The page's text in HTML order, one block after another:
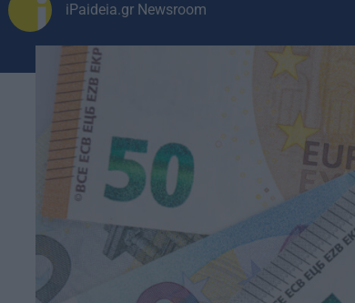
iPaideia.gr Newsroom